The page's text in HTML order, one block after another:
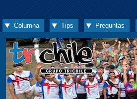
Columna Tips Preguntas